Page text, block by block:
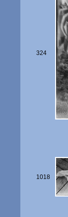
324
1018